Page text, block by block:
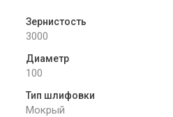
Зернистость
3000
Диаметр
100
Тип шлифовки
Мокрый